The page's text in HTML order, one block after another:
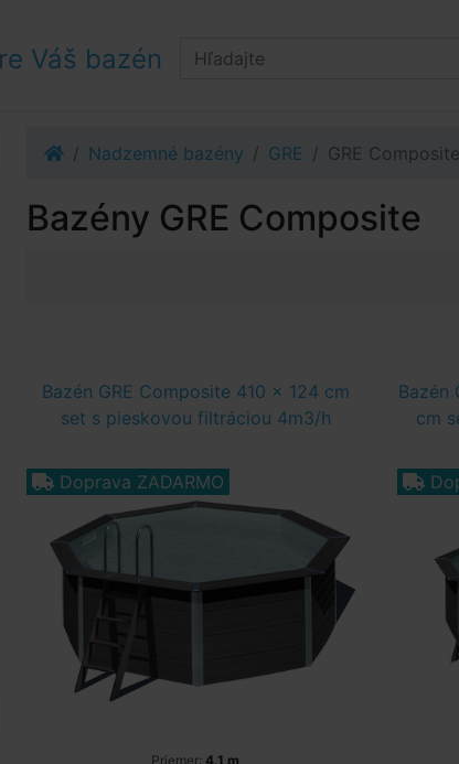
Váš bazén
Nadzemné bazény GRE GRE Composite
Bazény GRE Composite
Bazén GRE Composite 410 x 124 cm
set s pieskovou filtráciou 4m3/h
Doprava ZADARMO
Priemer: 4,1 m
Bazén
cm